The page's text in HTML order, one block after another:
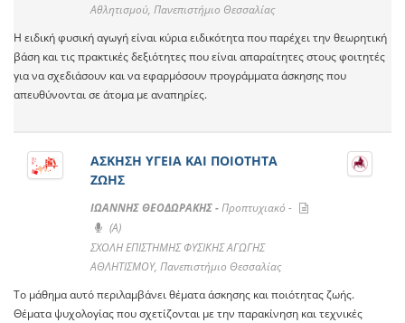
Αθλητισμού, Πανεπιστήμιο Θεσσαλίας
Η ειδική φυσική αγωγή είναι κύρια ειδικότητα που παρέχει την θεωρητική
βάση και τις πρακτικές δεξιότητες που είναι απαραίτητες στους φοιτητές
για να σχεδιάσουν και να εφαρμόσουν προγράμματα άσκησης που
απευθύνονται σε άτομα με αναπηρίες.
ΑΣΚΗΣΗ ΥΓΕΙΑ ΚΑΙ ΠΟΙΟΤΗΤΑ
ΖΩΗΣ
ΙΩΑΝΝΗΣ ΘΕΟΔΩΡΑΚΗΣ -Προπτυχιακό -
(A)
ΣΧΟΛΗ ΕΠΙΣΤΗΜΗΣ ΦΥΣΙΚΗΣ ΑΓΩΓΗΣ
ΑΘΛΗΤΙΣΜΟΥ, Πανεπιστήμιο Θεσσαλίας
Το μάθημα αυτό περιλαμβάνει θέματα άσκησης και ποιότητας ζωής.
Θέματα ψυχολογίας που σχετίζονται με την παρακίνηση και τεχνικές